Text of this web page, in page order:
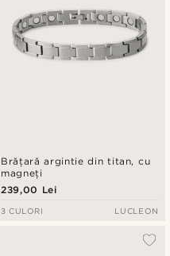
Brățară argintie din titan, cu
magneți
239,00 Lei
3 CULORI LUCLEON